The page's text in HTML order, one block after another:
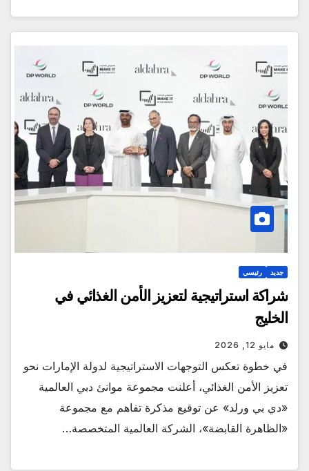
جديد رئيسي
شراكة استراتيجية لتعزيز الأمن الغذائي في
الخليج
مايو 12, 2026
في خطوة تعكس التوجهات الاستراتيجية لدولة الإمارات نحو
تعزيز الأمن الغذائي، أعلنت مجموعة موانئ دبي العالمية
«دي بي ورلد» عن توقيع مذكرة تفاهم مع مجموعة
«الظاهرة القابضة»، الشركة العالمية المتخصصة…